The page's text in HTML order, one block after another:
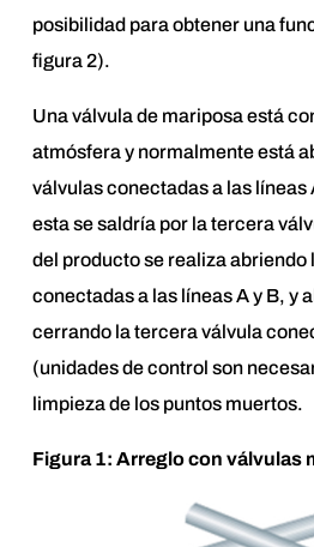
posibilidad para obtener una
figura 2).
Una válvula de mariposa está
atmósfera y normalmente está
válvulas conectadas a las líneas
esta se saldría por la tercera
del producto se realiza abriendo
conectadas a las líneas A y B, y
cerrando la tercera válvula
(unidades de control son
limpieza de los puntos muertos.
Figura 1: Arreglo con válvulas